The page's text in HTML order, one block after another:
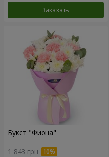
Заказать
Букет "Фиона"
1 843 грн